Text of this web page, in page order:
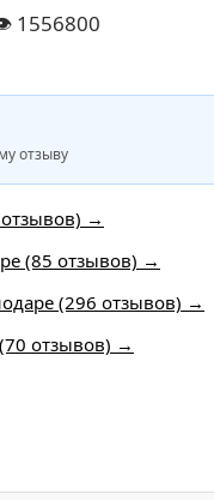
1556800
отзыву
→
(85 отзывов) →
(296 отзывов) →
отзывов) →